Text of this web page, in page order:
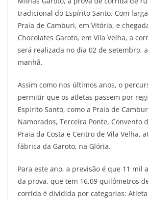
tradicional do Espírito Santo. Com
Praia de Camburi, em Vitória, e
Chocolates Garoto, em Vila Velha, a
será realizada no dia 02 de setembro,
manhã.
Assim como nos últimos anos, o
permitir que os atletas passem por
Espírito Santo, como a Praia de
Namorados, Terceira Ponte, Convento
Praia da Costa e Centro de Vila Velha,
fábrica da Garoto, na Glória.
Para este ano, a previsão é que 11 mil
da prova, que tem 16,09 quilômetros
corrida é dividida por categorias: